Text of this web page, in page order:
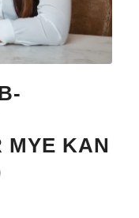
MYE KAN